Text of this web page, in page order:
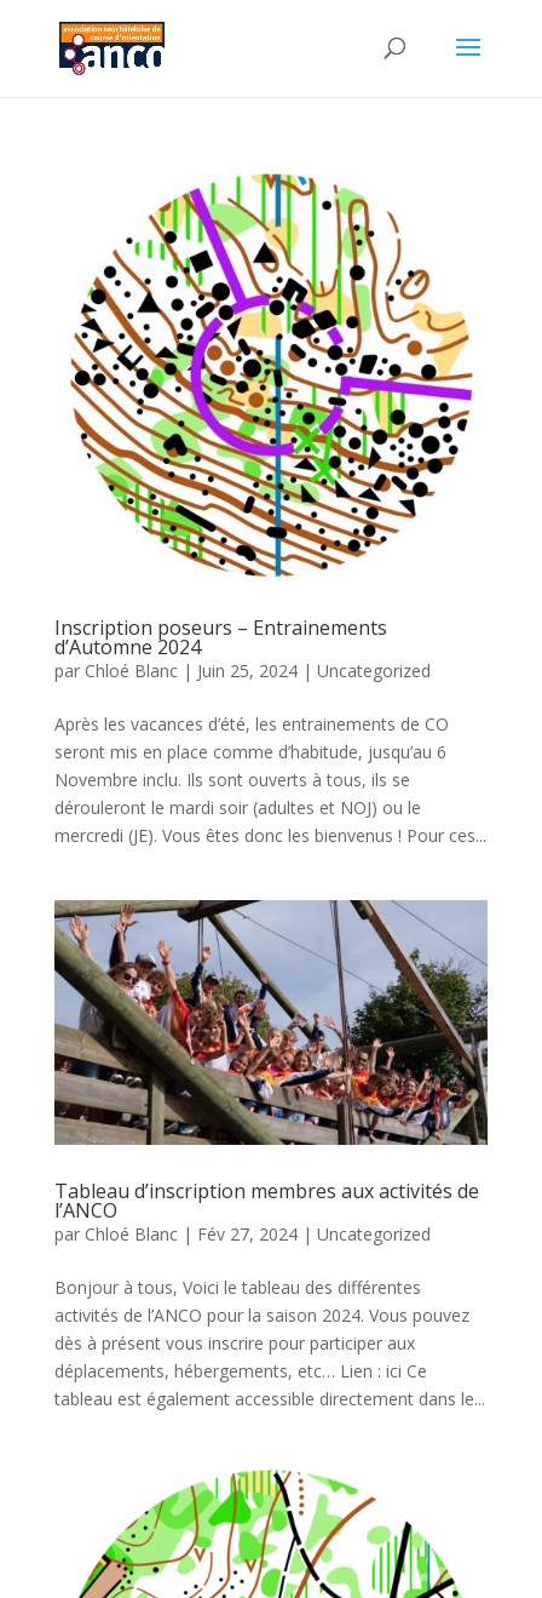
Inscription poseurs – Entrainements
d’Automne 2024
par Chloé Blanc| Juin 25, 2024| Uncategorized
Après les vacances d’été, les entrainements de CO
seront mis en place comme d’habitude, jusqu’au 6
Novembre inclu. Ils sont ouverts à tous, ils se
dérouleront le mardi soir (adultes et NOJ) ou le
mercredi (JE). Vous êtes donc les bienvenus ! Pour ces...
Tableau d’inscription membres aux activités de
l’ANCO
par Chloé Blanc| Fév 27, 2024| Uncategorized
Bonjour à tous, Voici le tableau des différentes
activités de l’ANCO pour la saison 2024. Vous pouvez
dès à présent vous inscrire pour participer aux
déplacements, hébergements, etc… Lien : ici Ce
tableau est également accessible directement dans le...